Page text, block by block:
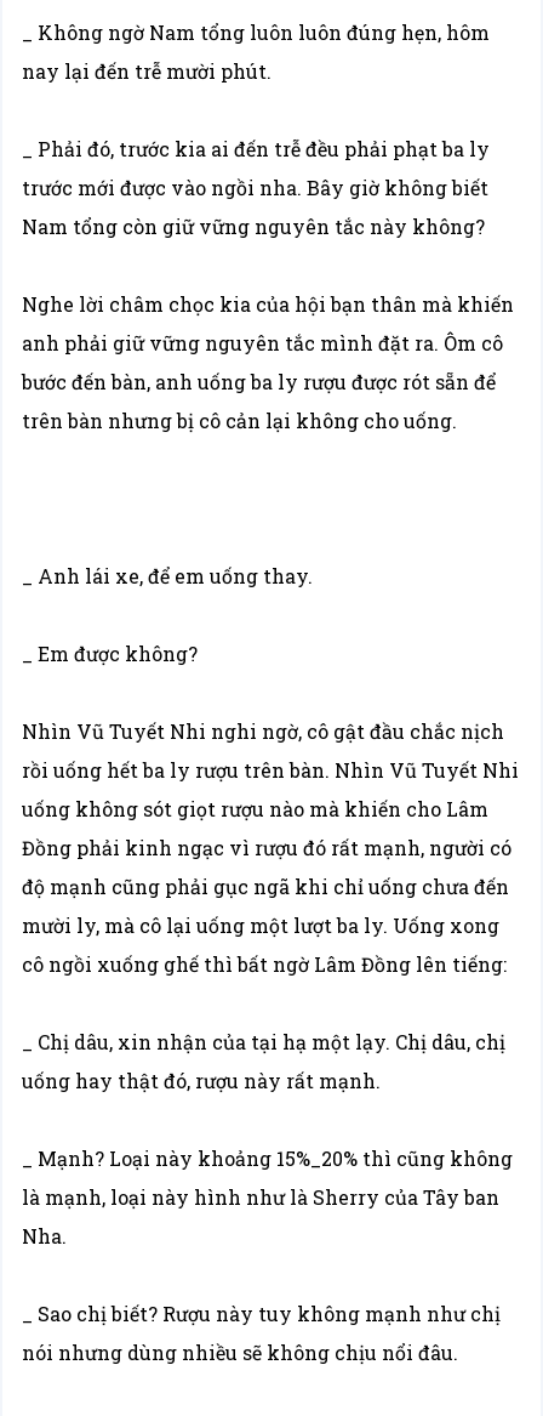
_ Không ngờ Nam tổng luôn luôn đúng hẹn, hôm
nay lại đến trễ mười phút.
_ Phải đó, trước kia ai đến trễ đều phải phạt ba ly
trước mới được vào ngồi nha. Bây giờ không biết
Nam tổng còn giữ vững nguyên tắc này không?
Nghe lời châm chọc kia của hội bạn thân mà khiến
anh phải giữ vững nguyên tắc mình đặt ra. Ôm cô
bước đến bàn, anh uống ba ly rượu được rót sẵn để
trên bàn nhưng bị cô cản lại không cho uống.
_ Anh lái xe, để em uống thay.
_ Em được không?
Nhìn Vũ Tuyết Nhi nghi ngờ, cô gật đầu chắc nịch
rồi uống hết ba ly rượu trên bàn. Nhìn Vũ Tuyết Nhi
uống không sót giọt rượu nào mà khiến cho Lâm
Đồng phải kinh ngạc vì rượu đó rất mạnh, người có
độ mạnh cũng phải gục ngã khi chỉ uống chưa đến
mười ly, mà cô lại uống một lượt ba ly. Uống xong
cô ngồi xuống ghế thì bất ngờ Lâm Đồng lên tiếng:
_ Chị dâu, xin nhận của tại hạ một lạy. Chị dâu, chị
uống hay thật đó, rượu này rất mạnh.
_ Mạnh? Loại này khoảng 15%_20% thì cũng không
là mạnh, loại này hình như là Sherry của Tây ban
Nha.
_ Sao chị biết? Rượu này tuy không mạnh như chị
nói nhưng dùng nhiều sẽ không chịu nổi đâu.